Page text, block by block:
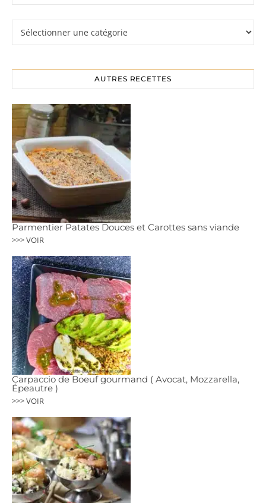
AUTRES RECETTES
Parmentier Patates Douces et Carottes sans viande
>>> VOIR
Carpaccio de Boeuf gourmand ( Avocat, Mozzarella,
Épeautre )
>>> VOIR